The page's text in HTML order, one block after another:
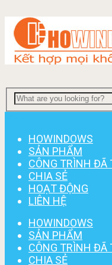
HOWINDOWS
SẢN PHẨM
CÔNG TRÌNH ĐÃ
CHIA SẺ
HOẠT ĐỘNG
LIÊN HỆ
HOWINDOWS
SẢN PHẨM
CÔNG TRÌNH ĐÃ
CHIA SẺ